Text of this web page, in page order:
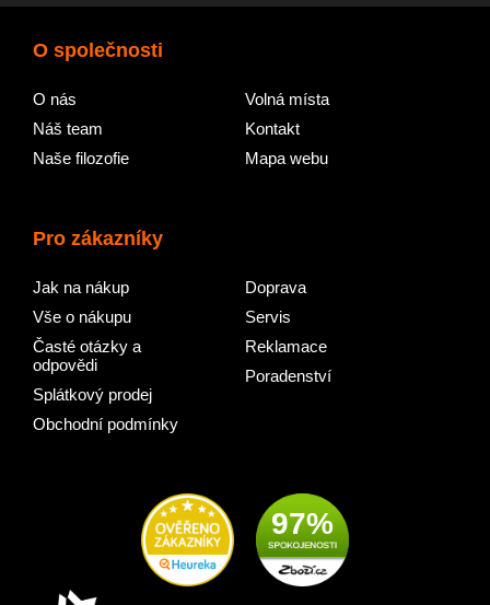
O společnosti
O nás
Náš team
Naše filozofie
Volná místa
Kontakt
Mapa webu
Pro zákazníky
Jak na nákup
Vše o nákupu
Časté otázky a
odpovědi
Splátkový prodej
Obchodní podmínky
Doprava
Servis
Reklamace
Poradenství
97%